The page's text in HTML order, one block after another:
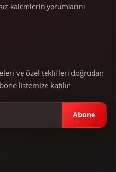
kalemlerin yorumlarını
ve özel teklifleri doğrudan
listemize katılın
Abone